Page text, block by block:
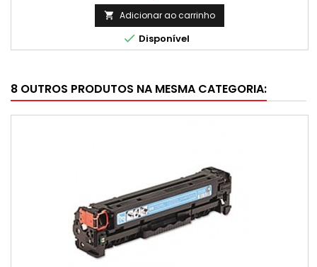
 Adicionar ao carrinho
 Disponível
8 OUTROS PRODUTOS NA MESMA CATEGORIA: